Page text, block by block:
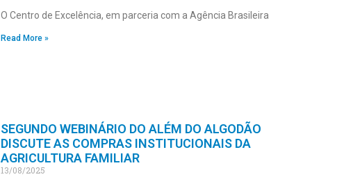
O Centro de Excelência, em parceria com a Agência Brasileira
Read More »
SEGUNDO WEBINÁRIO DO ALÉM DO ALGODÃO
DISCUTE AS COMPRAS INSTITUCIONAIS DA
AGRICULTURA FAMILIAR
13/08/2025